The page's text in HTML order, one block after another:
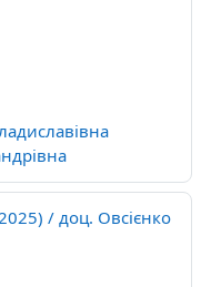
/ доц. Овсієнко